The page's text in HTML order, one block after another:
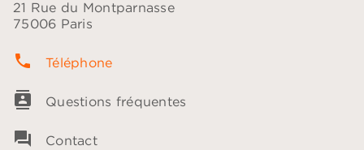
21 Rue du Montparnasse
75006 Paris
phone Téléphone
contacts Questions fréquentes
question_answer Contact